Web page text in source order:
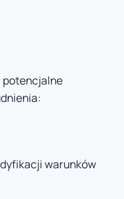
potencjalne
warunków